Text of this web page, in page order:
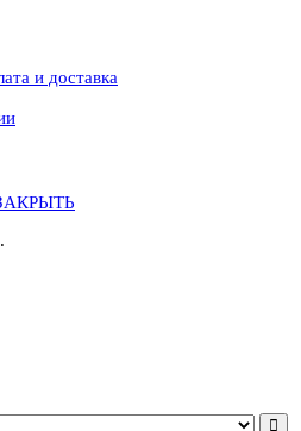
и доставка